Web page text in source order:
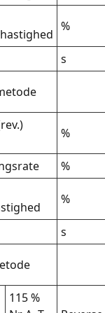
%
s
%
%
%
s
115 %